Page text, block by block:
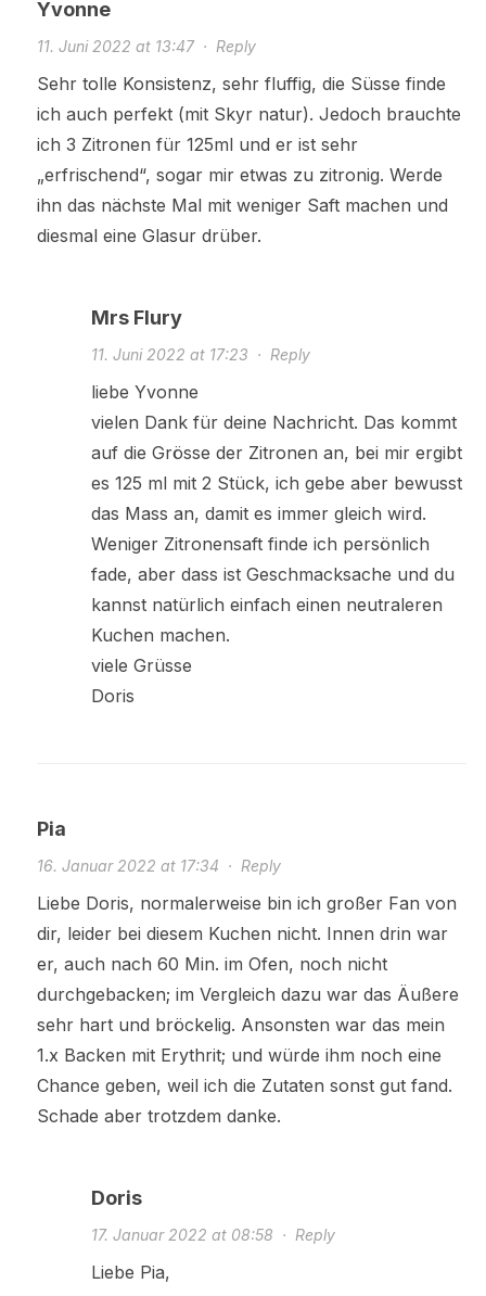
Yvonne
11. Juni 2022 at 13:47· Reply
Sehr tolle Konsistenz, sehr fluffig, die Süsse finde
ich auch perfekt (mit Skyr natur). Jedoch brauchte
ich 3 Zitronen für 125ml und er ist sehr
„erfrischend“, sogar mir etwas zu zitronig. Werde
ihn das nächste Mal mit weniger Saft machen und
diesmal eine Glasur drüber.
Mrs Flury
11. Juni 2022 at 17:23 · Reply
liebe Yvonne
vielen Dank für deine Nachricht. Das kommt
auf die Grösse der Zitronen an, bei mir ergibt
es 125 ml mit 2 Stück, ich gebe aber bewusst
das Mass an, damit es immer gleich wird.
Weniger Zitronensaft finde ich persönlich
fade, aber dass ist Geschmacksache und du
kannst natürlich einfach einen neutraleren
Kuchen machen.
viele Grüsse
Doris
Pia
16. Januar 2022 at 17:34 · Reply
Liebe Doris, normalerweise bin ich großer Fan von
dir, leider bei diesem Kuchen nicht. Innen drin war
er, auch nach 60 Min. im Ofen, noch nicht
durchgebacken; im Vergleich dazu war das Äußere
sehr hart und bröckelig. Ansonsten war das mein
1.x Backen mit Erythrit; und würde ihm noch eine
Chance geben, weil ich die Zutaten sonst gut fand.
Schade aber trotzdem danke.
Doris
17. Januar 2022 at 08:58 · Reply
Liebe Pia,